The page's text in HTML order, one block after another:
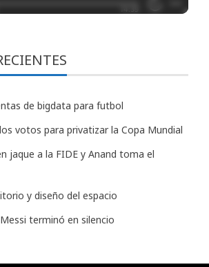
de bigdata para futbol
votos para privatizar la Copa Mundial
jaque a la FIDE y Anand toma el
y diseño del espacio
terminó en silencio